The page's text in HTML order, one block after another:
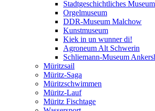
Stadtgeschichtliches
Orgelmuseum
DDR-Museum Malchow
Kunstmuseum
Kiek in un wunner di!
Agroneum Alt Schwerin
Schliemann-Museum
Müritzsail
Müritz-Saga
Müritzschwimmen
Müritz-Lauf
Müritz Fischtage